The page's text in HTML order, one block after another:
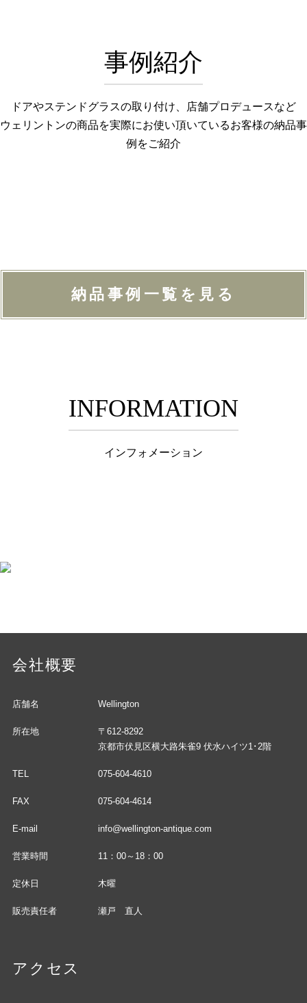
事例紹介
ドアやステンドグラスの取り付け、店舗プロデュースなど
ウェリントンの商品を実際にお使い頂いているお客様の納品事
例をご紹介
納品事例一覧を見る
INFORMATION
インフォメーション
会社概要
店舗名 Wellington
所在地
〒612-8292
京都市伏見区横大路朱雀9 伏水ハイツ1･2階
TEL 075-604-4610
FAX 075-604-4614
E-mail info@wellington-antique.com
営業時間 11：00～18：00
定休日 木曜
販売責任者 瀬戸 直人
アクセス